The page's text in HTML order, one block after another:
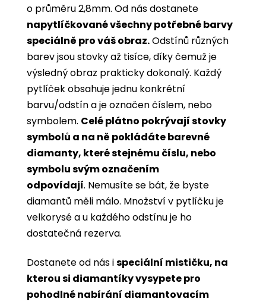
o průměru 2,8mm. Od nás dostanete
napytlíčkované všechny potřebné barvy
speciálně pro váš obraz.Odstínů různých
barev jsou stovky až tisíce, díky čemuž je
výsledný obraz prakticky dokonalý. Každý
pytlíček obsahuje jednu konkrétní
barvu/odstín a je označen číslem, nebo
symbolem. Celé plátno pokrývají stovky
symbolů a na ně pokládáte barevné
diamanty, které stejnému číslu, nebo
symbolu svým označením
odpovídají. Nemusíte se bát, že byste
diamantů měli málo. Množství v pytlíčku je
velkorysé a u každého odstínu je ho
dostatečná rezerva.
Dostanete od nás ispeciální mističku, na
kterou si diamantíky vysypete pro
pohodlné nabírání diamantovacím